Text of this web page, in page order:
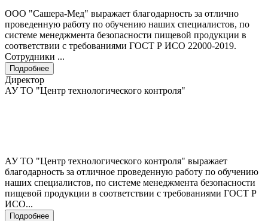
ООО "Сашера-Мед" выражает благодарность за отлично
проведенную работу по обучению наших специалистов, по
системе менеджмента безопасности пищевой продукции в
соответствии с требованиями ГОСТ Р ИСО 22000-2019.
Сотрудники ...
Подробнее
Директор
АУ ТО "Центр технологического контроля"
АУ ТО "Центр технологического контроля" выражает
благодарность за отличное проведенную работу по обучению
наших специалистов, по системе менеджмента безопасности
пищевой продукции в соответствии с требованиями ГОСТ Р
ИСО...
Подробнее